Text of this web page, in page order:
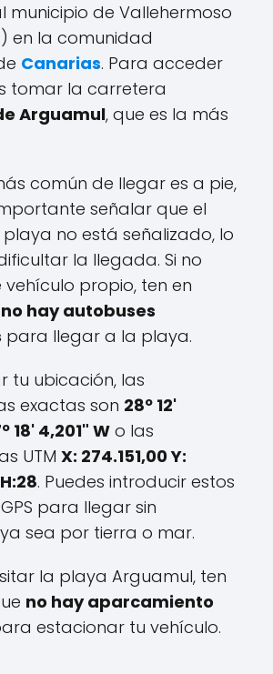
municipio de Vallehermoso
en la comunidad
Canarias. Para acceder
tomar la carretera
Arguamul, que es la más
común de llegar es a pie,
señalar que el
no está señalizado, lo
la llegada. Si no
propio, ten en
no hay autobuses
para llegar a la playa.
tu ubicación, las
exactas son 28º 12'
18' 4,201" Wo las
UTM X: 274.151,00 Y:
. Puedes introducir estos
para llegar sin
sea por tierra o mar.
la playa Arguamul, ten
no hay aparcamiento
estacionar tu vehículo.